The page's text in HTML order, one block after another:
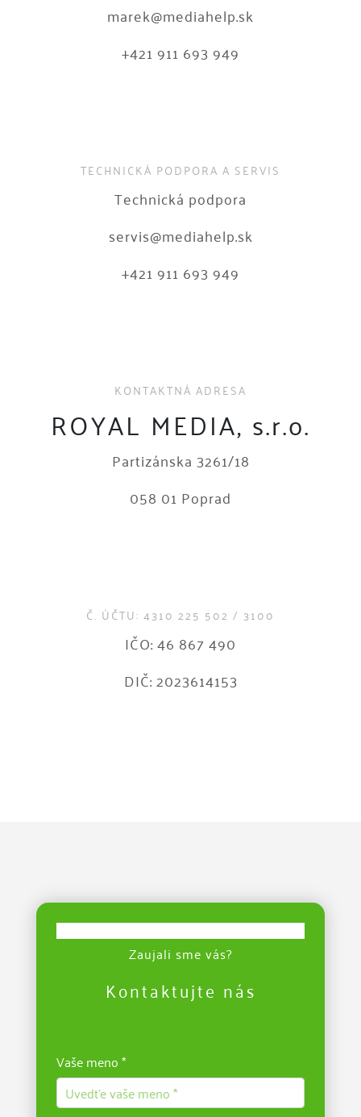
marek@mediahelp.sk
+421 911 693 949
TECHNICKÁ PODPORA A SERVIS
Technická podpora
servis@mediahelp.sk
+421 911 693 949
KONTAKTNÁ ADRESA
ROYAL MEDIA, s.r.o.
Partizánska 3261/18
058 01 Poprad
Č. ÚČTU: 4310 225 502 / 3100
IČO: 46 867 490
DIČ: 2023614153
Zaujali sme vás?
Kontaktujte nás
Vaše meno *